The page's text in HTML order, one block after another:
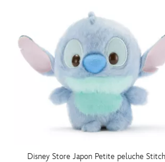
Disney Store Japon Petite peluche Stitch